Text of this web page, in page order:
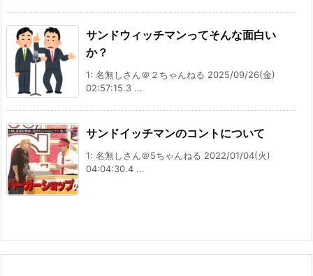
サンドウィッチマンってそんな面白い
か？
1: 名無しさん＠２ちゃんねる 2025/09/26(金)
02:57:15.3 ...
サンドイッチマンのコントについて
1: 名無しさん＠5ちゃんねる 2022/01/04(火)
04:04:30.4 ...